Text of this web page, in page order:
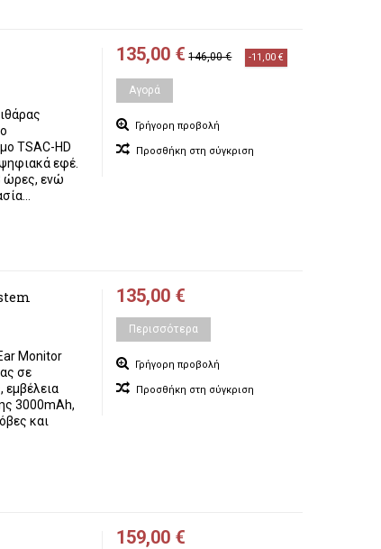
TSAC-HD
εφέ.
ώρες, ενώ
135,00 € 146,00 € -11,00 €
Αγορά
Γρήγορη προβολή
Προσθήκη στη σύγκριση
Monitor
σε
3000mAh,
και
135,00 €
Περισσότερα
Γρήγορη προβολή
Προσθήκη στη σύγκριση
159,00 €